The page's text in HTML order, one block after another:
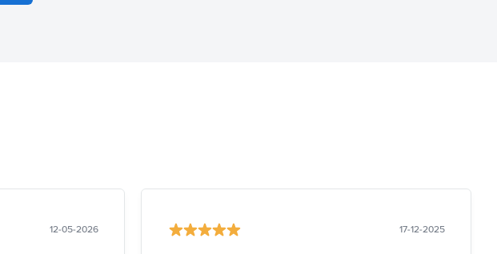
12-05-2026 17-12-2025